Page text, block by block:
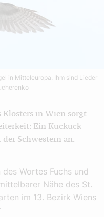
in Mitteleuropa. Ihm sind Lieder
in Wien sorgt
Ein Kuckuck
Schwestern an.
Wortes Fuchs und
Nähe des St.
im 13. Bezirk Wiens